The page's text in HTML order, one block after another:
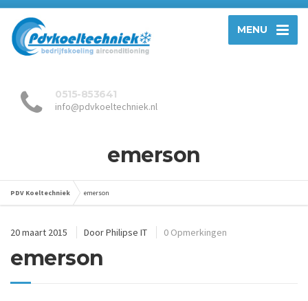
MENU
0515-853641
info@pdvkoeltechniek.nl
emerson
PDV Koeltechniek emerson
20 maart 2015 DoorPhilipse IT 0 Opmerkingen
emerson